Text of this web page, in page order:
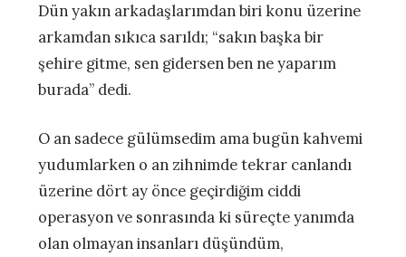
Dün yakın arkadaşlarımdan biri konu üzerine
arkamdan sıkıca sarıldı; “sakın başka bir
şehire gitme, sen gidersen ben ne yaparım
burada” dedi.
O an sadece gülümsedim ama bugün kahvemi
yudumlarken o an zihnimde tekrar canlandı
üzerine dört ay önce geçirdiğim ciddi
operasyon ve sonrasında ki süreçte yanımda
olan olmayan insanları düşündüm,